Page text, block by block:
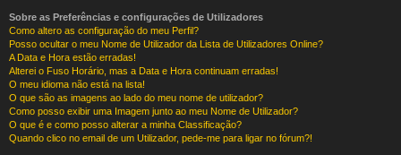
Sobre as Preferências e configurações de Utilizadores
Como altero as configuração do meu Perfil?
Posso ocultar o meu Nome de Utilizador da Lista de Utilizadores Online?
A Data e Hora estão erradas!
Alterei o Fuso Horário, mas a Data e Hora continuam erradas!
O meu idioma não está na lista!
O que são as imagens ao lado do meu nome de utilizador?
Como posso exibir uma Imagem junto ao meu Nome de Utilizador?
O que é e como posso alterar a minha Classificação?
Quando clico no email de um Utilizador, pede-me para ligar no fórum?!